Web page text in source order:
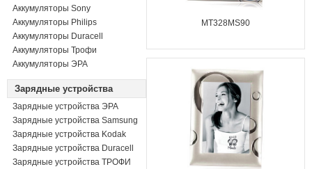
Аккумуляторы Sony
Аккумуляторы Philips
Аккумуляторы Duracell
Аккумуляторы Трофи
Аккумуляторы ЭРА
Зарядные устройства
Зарядные устройства ЭРА
Зарядные устройства Samsung
Зарядные устройства Kodak
Зарядные устройства Duracell
Зарядные устройства ТРОФИ
MT328MS90